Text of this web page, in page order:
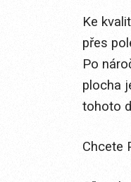
Ke
přes
Po
plocha
tohoto
Chcete